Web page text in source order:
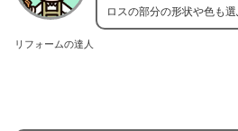
リフォームの達人
ロスの部分の形状や色も選